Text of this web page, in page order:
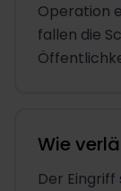
Operation
fallen die
Wie
Der